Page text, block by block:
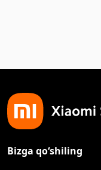
Bizga qo‘shiling